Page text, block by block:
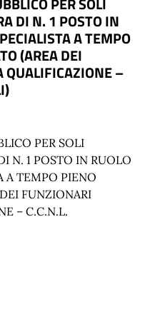
DI N. 1 POSTO IN
A TEMPO
(AREA DEI
QUALIFICAZIONE –
PER SOLI
N. 1 POSTO IN RUOLO
A TEMPO PIENO
FUNZIONARI
– C.C.N.L.